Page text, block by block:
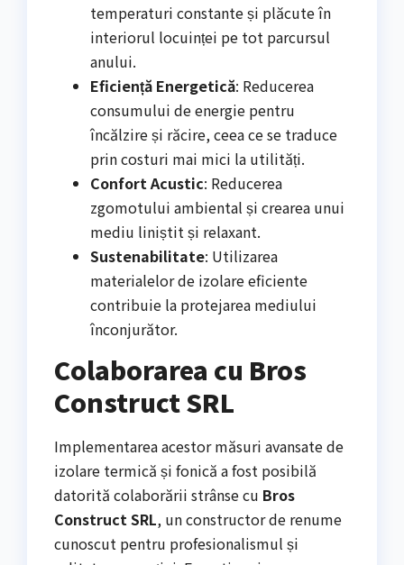
temperaturi constante și plăcute în
interiorul locuinței pe tot parcursul
anului.
Eficiență Energetică: Reducerea
consumului de energie pentru
încălzire și răcire, ceea ce se traduce
prin costuri mai mici la utilități.
Confort Acustic: Reducerea
zgomotului ambiental și crearea unui
mediu liniștit și relaxant.
Sustenabilitate: Utilizarea
materialelor de izolare eficiente
contribuie la protejarea mediului
înconjurător.
Colaborarea cu Bros
Construct SRL
Implementarea acestor măsuri avansate de
izolare termică și fonică a fost posibilă
datorită colaborării strânse cu Bros
Construct SRL, un constructor de renume
cunoscut pentru profesionalismul și